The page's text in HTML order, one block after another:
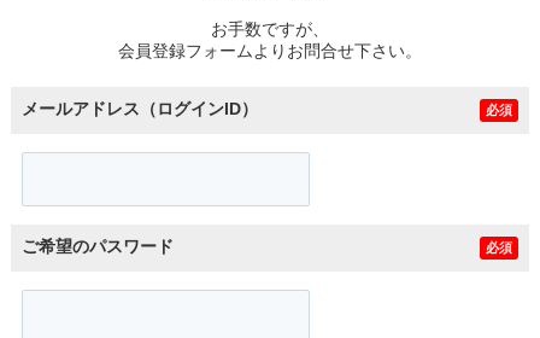
お手数ですが、
会員登録フォームよりお問合せ下さい。
メールアドレス（ログインID） 必須
ご希望のパスワード 必須